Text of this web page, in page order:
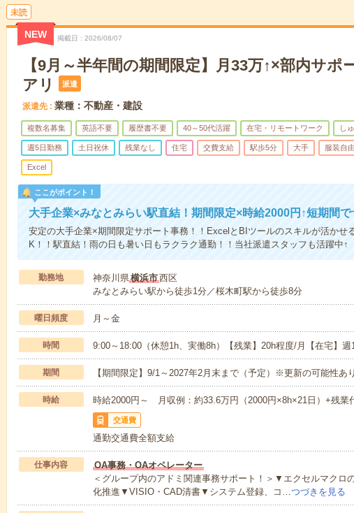
未読
NEW 掲載日 2026/08/07
【9月～半年間の期間限定】月33万↑×部内サポ
アリ
派遣
派遣先 業種：不動産・建設
複数名募集 英語不要 履歴書不要 40～50代活躍 在宅・リモートワーク し
週5日勤務 土日祝休 残業なし 住宅 交費支給 駅歩5分 大手 服装自由
Excel
ここがポイント！
大手企業×みなとみらい駅直結！期間限定×時給2000円↑短期間で
安定の大手企業×期間限定サポート事務！！ExcelとBIツールのスキルが活かせ
K！！駅直結！雨の日も暑い日もラクラク通勤！！当社派遣スタッフも活躍中↑
勤務地 神奈川県横浜市西区
みなとみらい駅から徒歩1分／桜木町駅から徒歩8分
曜日頻度 月～金
時間 9:00～18:00（休憩1h、実働8h）【残業】20h程度/月【在宅】週
期間 【期間限定】9/1～2027年2月末まで（予定）※更新の可能性あり
時給 時給2000円～ 月収例：約33.6万円（2000円×8h×21日）+残業
交通費
通勤交通費全額支給
仕事内容
OA事務・OAオペレーター
＜グループ内のアドミ関連事務サポート！＞▼エクセルマク
化推進▼VISIO・CAD清書▼システム登録、コ…つづきを見る